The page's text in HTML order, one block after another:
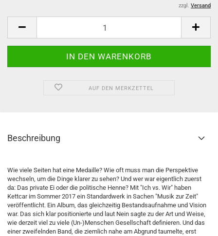
zzgl. Versand
AUF DEN MERKZETTEL
Beschreibung
Wie viele Seiten hat eine Medaille? Wie oft muss man die Perspektive
wechseln, um die Dinge klarer zu sehen? Und wer war eigentlich zuerst
da: Das private Ei oder die politische Henne? Mit "Ich vs. Wir" haben
Kettcar im Sommer 2017 ein Standardwerk in Sachen "Musik zur Zeit"
veröffentlicht. Ein Album, das gleichzeitig Bestandsaufnahme und Vision
war. Das sich klar positionierte und laut Nein sagte zu der Art und Weise,
wie derzeit viel zu viele (Un-)Menschen Gesellschaft definieren. Und das
einer zweifelnden Band, die ziemlich nahe am Abgrund taumelte, erst